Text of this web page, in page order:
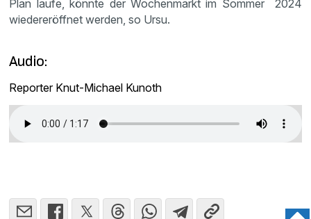
Plan laufe, könnte der Wochenmarkt im Sommer 2024
wiedereröffnet werden, so Ursu.
Audio:
Reporter Knut-Michael Kunoth